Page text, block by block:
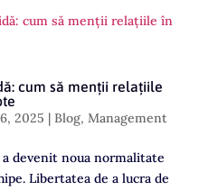
cum să menții relațiile
2025 | Blog, Management
devenit noua normalitate
Libertatea de a lucra de